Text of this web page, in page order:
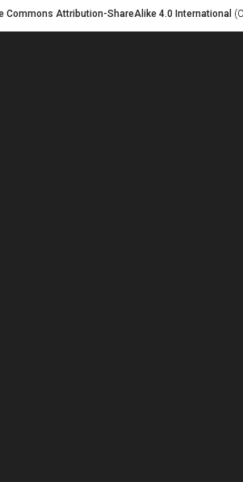
Commons Attribution-ShareAlike 4.0 International